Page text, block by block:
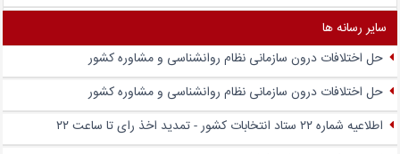
سایر رسانه ها
حل اختلافات درون سازمانی نظام روانشناسی و مشاوره کشور
حل اختلافات درون سازمانی نظام روانشناسی و مشاوره کشور
اطلاعیه شماره ۲۲ ستاد انتخابات کشور - تمدید اخذ رای تا ساعت ۲۲